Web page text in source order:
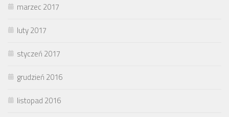
marzec 2017
luty 2017
styczeń 2017
grudzień 2016
listopad 2016